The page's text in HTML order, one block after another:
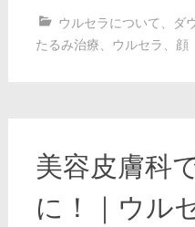
ウルセラについて 、 ダ
たるみ治療、 ウルセラ 、 顔
美容皮膚科
に！｜ウル